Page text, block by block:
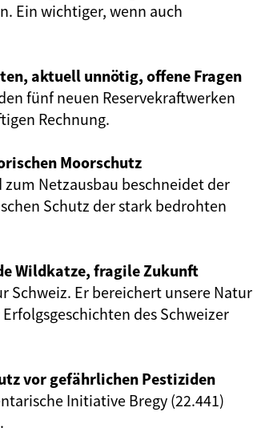
Ein wichtiger, wenn auch
aktuell unnötig, offene Fragen
fünf neuen Reservekraftwerken
Rechnung.
Moorschutz
Netzausbau beschneidet der
Schutz der stark bedrohten
Wildkatze, fragile Zukunft
Schweiz. Er bereichert unsere Natur
des Schweizer
vor gefährlichen Pestiziden
Initiative Bregy (22.441)